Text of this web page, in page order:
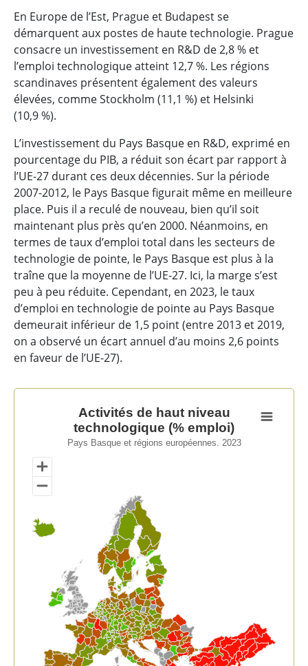
En Europe de l’Est, Prague et Budapest se
démarquent aux postes de haute technologie. Prague
consacre un investissement en R&D de 2,8 % et
l’emploi technologique atteint 12,7 %. Les régions
scandinaves présentent également des valeurs
élevées, comme Stockholm (11,1 %) et Helsinki
(10,9 %).
L’investissement du Pays Basque en R&D, exprimé en
pourcentage du PIB, a réduit son écart par rapport à
l’UE-27 durant ces deux décennies. Sur la période
2007-2012, le Pays Basque figurait même en meilleure
place. Puis il a reculé de nouveau, bien qu’il soit
maintenant plus près qu’en 2000. Néanmoins, en
termes de taux d’emploi total dans les secteurs de
technologie de pointe, le Pays Basque est plus à la
traîne que la moyenne de l’UE-27. Ici, la marge s’est
peu à peu réduite. Cependant, en 2023, le taux
d’emploi en technologie de pointe au Pays Basque
demeurait inférieur de 1,5 point (entre 2013 et 2019,
on a observé un écart annuel d’au moins 2,6 points
en faveur de l’UE-27).
Activités de haut niveau technologique (% emploi)
Map of unspecified region with 1 data series.
Pays Basque et régions européennes. 2023
View as data table, Activités de haut niveau
Activités de haut niveau
technologique (% emploi)
Pays Basque et régions européennes. 2023